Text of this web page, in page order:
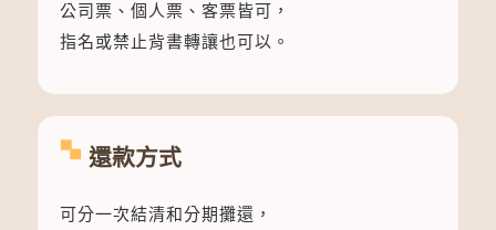
公司票、個人票、客票皆可，
指名或禁止背書轉讓也可以。
還款方式
可分一次結清和分期攤還，